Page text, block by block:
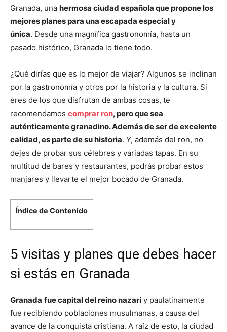
Granada, una hermosa ciudad española que propone los
mejores planes para una escapada especial y
única. Desde una magnífica gastronomía, hasta un
pasado histórico, Granada lo tiene todo.
¿Qué dirías que es lo mejor de viajar? Algunos se inclinan
por la gastronomía y otros por la historia y la cultura. Si
eres de los que disfrutan de ambas cosas, te
recomendamos comprar ron, pero que sea
auténticamente granadino. Además de ser de excelente
calidad, es parte de su historia. Y, además del ron, no
dejes de probar sus célebres y variadas tapas. En su
multitud de bares y restaurantes, podrás probar estos
manjares y llevarte el mejor bocado de Granada.
Índice de Contenido
5 visitas y planes que debes hacer
si estás en Granada
Granada fue capital del reino nazaríy paulatinamente
fue recibiendo poblaciones musulmanas, a causa del
avance de la conquista cristiana. A raíz de esto, la ciudad